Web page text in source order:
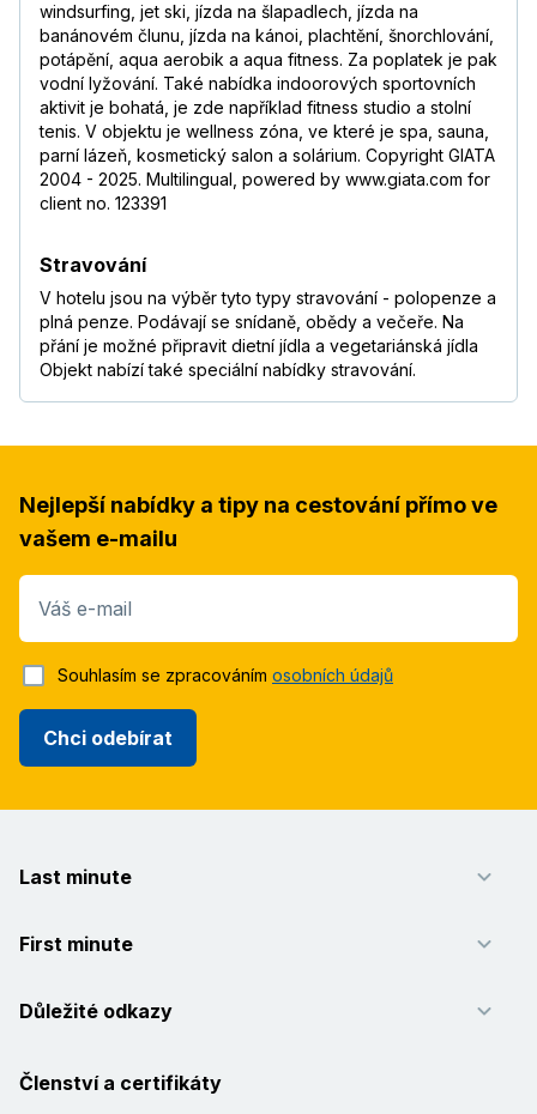
windsurfing, jet ski, jízda na šlapadlech, jízda na
banánovém člunu, jízda na kánoi, plachtění, šnorchlování,
potápění, aqua aerobik a aqua fitness. Za poplatek je pak
vodní lyžování. Také nabídka indoorových sportovních
aktivit je bohatá, je zde například fitness studio a stolní
tenis. V objektu je wellness zóna, ve které je spa, sauna,
parní lázeň, kosmetický salon a solárium. Copyright GIATA
2004 - 2025. Multilingual, powered by www.giata.com for
client no. 123391
Stravování
V hotelu jsou na výběr tyto typy stravování - polopenze a
plná penze. Podávají se snídaně, obědy a večeře. Na
přání je možné připravit dietní jídla a vegetariánská jídla
Objekt nabízí také speciální nabídky stravování.
Nejlepší nabídky a tipy na cestování přímo ve
vašem e-mailu
Váš e-mail
Chci odebírat
Souhlasím se zpracováním osobních údajů
Last minute
First minute
Důležité odkazy
Členství a certifikáty